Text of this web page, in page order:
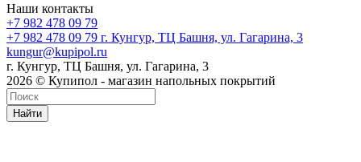
Наши контакты
+7 982 478 09 79
+7 982 478 09 79 г. Кунгур, ТЦ Башня, ул. Гагарина, 3
kungur@kupipol.ru
г. Кунгур, ТЦ Башня, ул. Гагарина, 3
2026 © Купипол - магазин напольных покрытий
Найти